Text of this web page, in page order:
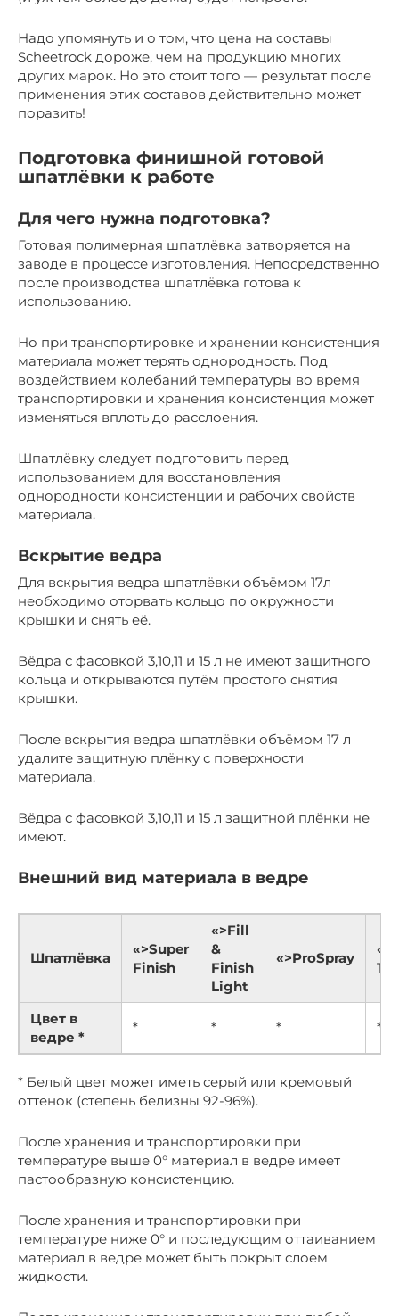
Надо упомянуть и о том, что цена на составы
Scheetrock дороже, чем на продукцию многих
других марок. Но это стоит того — результат после
применения этих составов действительно может
поразить!
Подготовка финишной готовой
шпатлёвки к работе
Для чего нужна подготовка?
Готовая полимерная шпатлёвка затворяется на
заводе в процессе изготовления. Непосредственно
после производства шпатлёвка готова к
использованию.
Но при транспортировке и хранении консистенция
материала может терять однородность. Под
воздействием колебаний температуры во время
транспортировки и хранения консистенция может
изменяться вплоть до расслоения.
Шпатлёвку следует подготовить перед
использованием для восстановления
однородности консистенции и рабочих свойств
материала.
Вскрытие ведра
Для вскрытия ведра шпатлёвки объёмом 17л
необходимо оторвать кольцо по окружности
крышки и снять её.
Вёдра с фасовкой 3,10,11 и 15 л не имеют защитного
кольца и открываются путём простого снятия
крышки.
После вскрытия ведра шпатлёвки объёмом 17 л
удалите защитную плёнку с поверхности
материала.
Вёдра с фасовкой 3,10,11 и 15 л защитной плёнки не
имеют.
Внешний вид материала в ведре
Шпатлёвка
«>Super
Finish
«>Fill
&
Finish
Light
«>ProSpray
Цвет в
ведре *
* * * *
* Белый цвет может иметь серый или кремовый
оттенок (степень белизны 92-96%).
После хранения и транспортировки при
температуре выше 0° материал в ведре имеет
пастообразную консистенцию.
После хранения и транспортировки при
температуре ниже 0° и последующим оттаиванием
материал в ведре может быть покрыт слоем
жидкости.